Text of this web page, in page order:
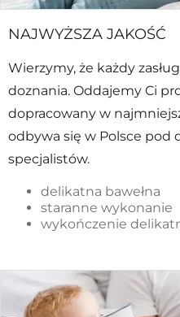
NAJWYŻSZA JAKOŚĆ
Wierzymy, że każdy
doznania. Oddajemy Ci
dopracowany w
odbywa się w Polsce pod
specjalistów.
delikatna bawełna
staranne wykonanie
wykończenie